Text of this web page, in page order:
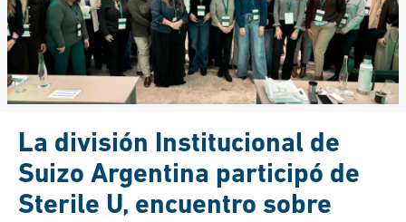
La división Institucional de
Suizo Argentina participó de
Sterile U, encuentro sobre